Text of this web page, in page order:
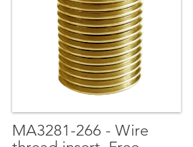
MA3281-266 - Wire